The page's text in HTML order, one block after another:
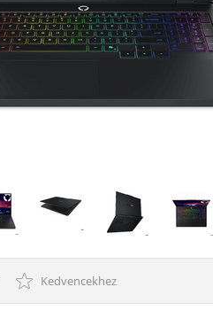
Kedvencekhez